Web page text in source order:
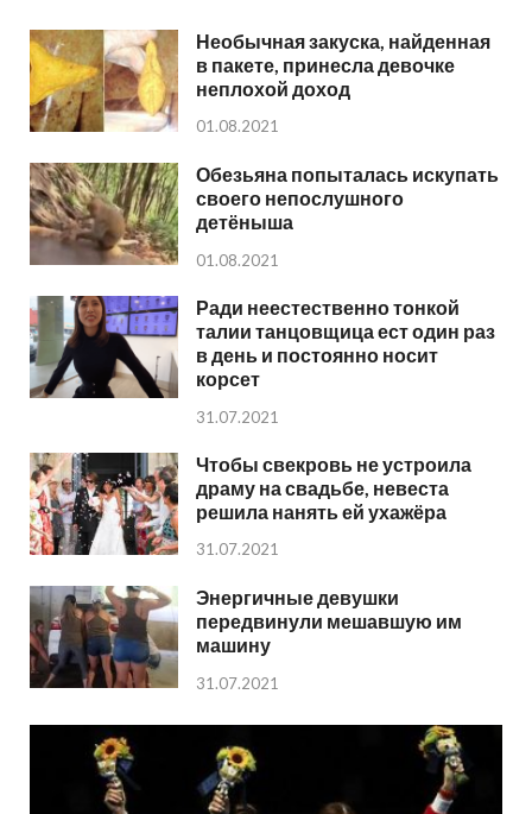
Необычная закуска, найденная
в пакете, принесла девочке
неплохой доход
01.08.2021
Обезьяна попыталась искупать
своего непослушного
детёныша
01.08.2021
Ради неестественно тонкой
талии танцовщица ест один раз
в день и постоянно носит
корсет
31.07.2021
Чтобы свекровь не устроила
драму на свадьбе, невеста
решила нанять ей ухажёра
31.07.2021
Энергичные девушки
передвинули мешавшую им
машину
31.07.2021